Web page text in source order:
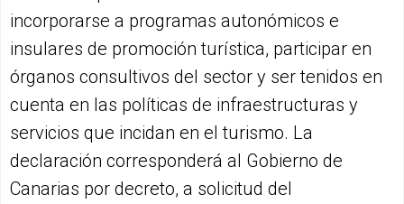
incorporarse a programas autonómicos e
insulares de promoción turística, participar en
órganos consultivos del sector y ser tenidos en
cuenta en las políticas de infraestructuras y
servicios que incidan en el turismo. La
declaración corresponderá al Gobierno de
Canarias por decreto, a solicitud del